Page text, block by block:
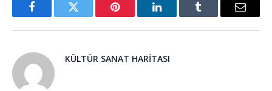
FacebookTwitter Pinterest LinkedInTumblr Email
KÜLTÜR SANAT HARITASI